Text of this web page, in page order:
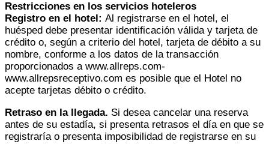
Restricciones en los servicios hoteleros
Registro en el hotel: Al registrarse en el hotel, el
huésped debe presentar identificación válida y tarjeta de
crédito o, según a criterio del hotel, tarjeta de débito a su
nombre, conforme a los datos de la transacción
proporcionados a www.allreps.com-
www.allrepsreceptivo.com es posible que el Hotel no
acepte tarjetas débito o crédito.
Retraso en la llegada. Si desea cancelar una reserva
antes de su estadía, si presenta retrasos el día en que se
registraría o presenta imposibilidad de registrarse en su